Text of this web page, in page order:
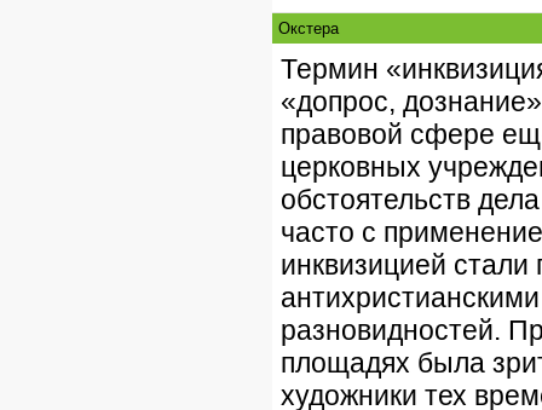
Окстера
Термин
«допрос,
правовой сфере
церковных
обстоятельств
часто с
инквизицией
разновидностей.
площадях была
художники тех